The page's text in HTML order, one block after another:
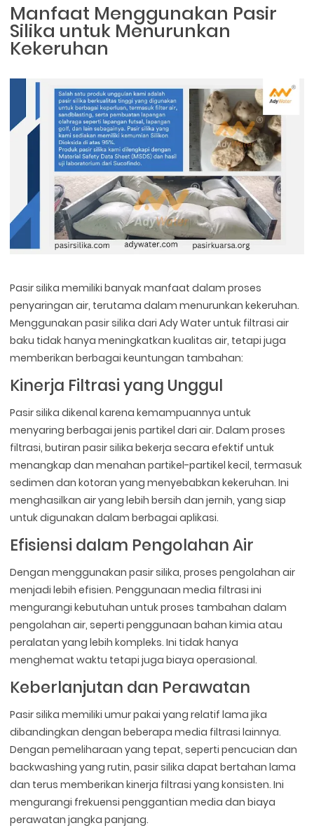
Manfaat Menggunakan Pasir
Silika untuk Menurunkan
Kekeruhan
Pasir silika memiliki banyak manfaat dalam proses
penyaringan air, terutama dalam menurunkan kekeruhan.
Menggunakan pasir silika dari Ady Water untuk filtrasi air
baku tidak hanya meningkatkan kualitas air, tetapi juga
memberikan berbagai keuntungan tambahan:
Kinerja Filtrasi yang Unggul
Pasir silika dikenal karena kemampuannya untuk
menyaring berbagai jenis partikel dari air. Dalam proses
filtrasi, butiran pasir silika bekerja secara efektif untuk
menangkap dan menahan partikel-partikel kecil, termasuk
sedimen dan kotoran yang menyebabkan kekeruhan. Ini
menghasilkan air yang lebih bersih dan jernih, yang siap
untuk digunakan dalam berbagai aplikasi.
Efisiensi dalam Pengolahan Air
Dengan menggunakan pasir silika, proses pengolahan air
menjadi lebih efisien. Penggunaan media filtrasi ini
mengurangi kebutuhan untuk proses tambahan dalam
pengolahan air, seperti penggunaan bahan kimia atau
peralatan yang lebih kompleks. Ini tidak hanya
menghemat waktu tetapi juga biaya operasional.
Keberlanjutan dan Perawatan
Pasir silika memiliki umur pakai yang relatif lama jika
dibandingkan dengan beberapa media filtrasi lainnya.
Dengan pemeliharaan yang tepat, seperti pencucian dan
backwashing yang rutin, pasir silika dapat bertahan lama
dan terus memberikan kinerja filtrasi yang konsisten. Ini
mengurangi frekuensi penggantian media dan biaya
perawatan jangka panjang.